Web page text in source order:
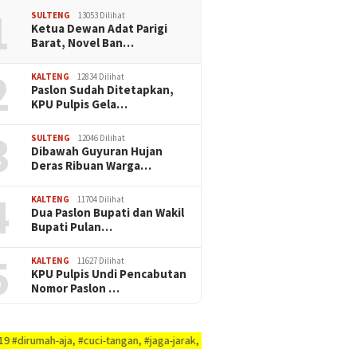
SULTENG 13053 Dilihat
Ketua Dewan Adat Parigi
Barat, Novel Ban…
KALTENG 12834 Dilihat
Paslon Sudah Ditetapkan,
KPU Pulpis Gela…
SULTENG 12046 Dilihat
Dibawah Guyuran Hujan
Deras Ribuan Warga…
KALTENG 11704 Dilihat
Dua Paslon Bupati dan Wakil
Bupati Pulan…
KALTENG 11627 Dilihat
KPU Pulpis Undi Pencabutan
Nomor Paslon …
aja, #cuci-tangan, #jaga-jarak, #jaga-imunitas-tubuh, #rajin-bersikan-